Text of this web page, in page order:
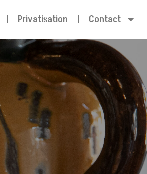
Privatisation Contact